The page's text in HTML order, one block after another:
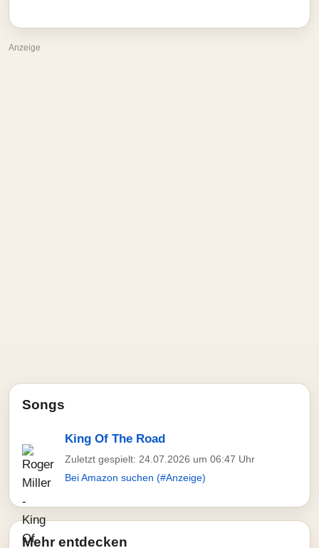
Anzeige
Songs
King Of The Road
Zuletzt gespielt: 24.07.2026 um 06:47 Uhr
Bei Amazon suchen (#Anzeige)
Mehr entdecken